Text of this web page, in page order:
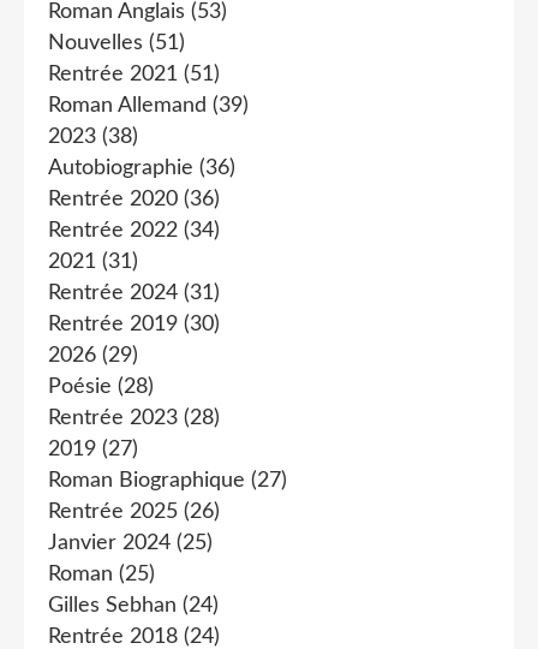
Roman Anglais (53)
Nouvelles (51)
Rentrée 2021 (51)
Roman Allemand (39)
2023 (38)
Autobiographie (36)
Rentrée 2020 (36)
Rentrée 2022 (34)
2021 (31)
Rentrée 2024 (31)
Rentrée 2019 (30)
2026 (29)
Poésie (28)
Rentrée 2023 (28)
2019 (27)
Roman Biographique (27)
Rentrée 2025 (26)
Janvier 2024 (25)
Roman (25)
Gilles Sebhan (24)
Rentrée 2018 (24)